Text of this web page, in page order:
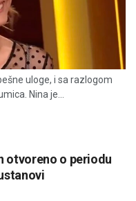
uloge, i sa razlogom
Nina je...
otvoreno o periodu